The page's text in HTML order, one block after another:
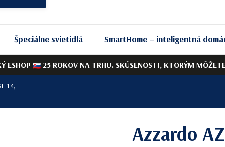
ESHOP 25 ROKOV NA TRHU. SKÚSENOSTI, KTORÝM
Špeciálne svietidlá SmartHome – inteligentná
14,
Azzardo